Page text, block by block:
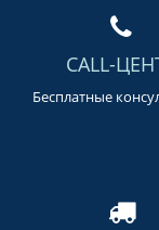
CALL-
Бесплатные